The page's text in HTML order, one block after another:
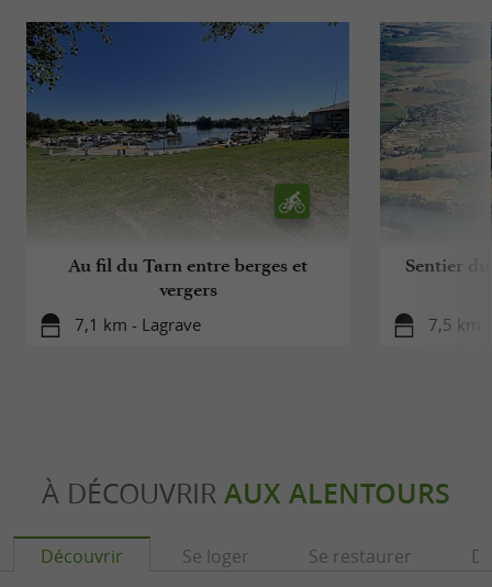
Au fil du Tarn entre berges et
vergers
7,1 km - Lagrave
Sentier
7,5 km
À DÉCOUVRIR AUX ALENTOURS
Découvrir Se loger Se restaurer